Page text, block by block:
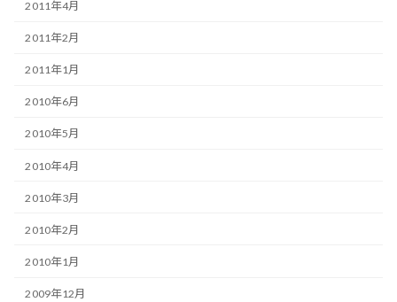
2011年4月
2011年2月
2011年1月
2010年6月
2010年5月
2010年4月
2010年3月
2010年2月
2010年1月
2009年12月